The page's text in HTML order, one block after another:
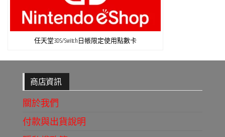
任天堂3DS/Switch日帳限定使用點數卡
商店資訊
關於我們
付款與出貨說明